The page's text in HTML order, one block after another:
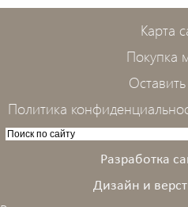
Карта
Покупка
Политика
Разработка
Дизайн и